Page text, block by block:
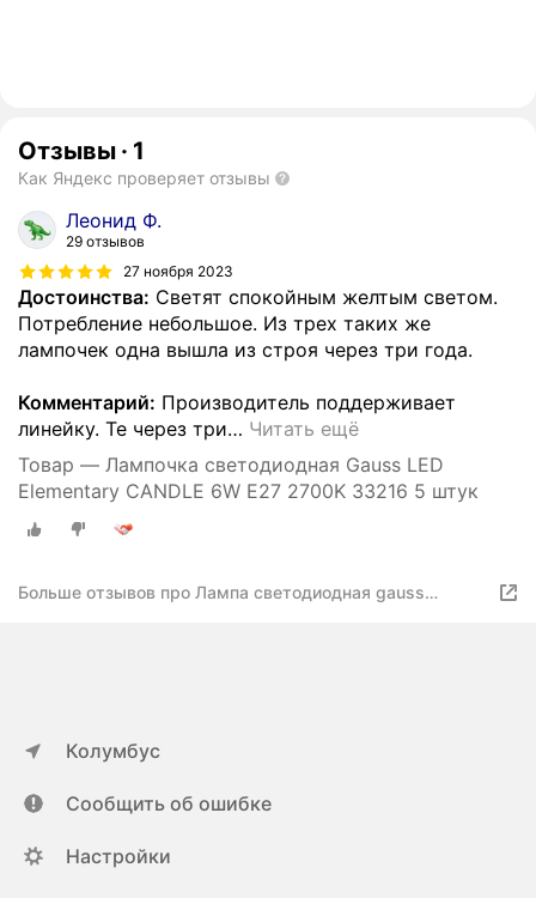
Отзывы · 1
Как Яндекс проверяет отзывы
Леонид Ф.
29 отзывов
27 ноября 2023
Достоинства: Светят спокойным желтым светом.
Потребление небольшое. Из трех таких же
лампочек одна вышла из строя через три года.
Комментарий: Производитель поддерживает
линейку. Те через три… Читать ещё
Товар — Лампочка светодиодная Gauss LED
Elementary CANDLE 6W E27 2700K 33216 5 штук
Больше отзывов про Лампа светодиодная gauss
Колумбус
Сообщить об ошибке
Настройки